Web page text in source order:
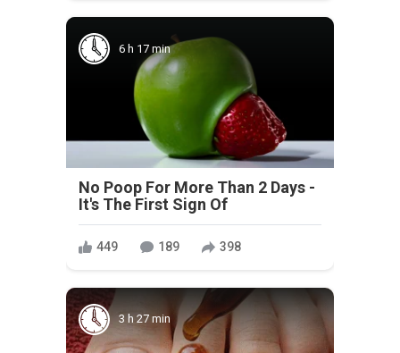
6 h 17 min
No Poop For More Than 2 Days -
It's The First Sign Of
449 189 398
3 h 27 min